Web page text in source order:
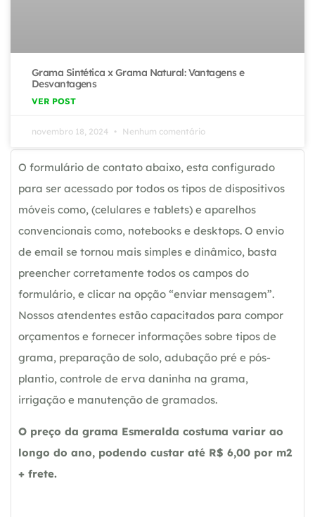
Grama Sintética x Grama Natural: Vantagens e
Desvantagens
VER POST
novembro 18, 2024 Nenhum comentário
O formulário de contato abaixo, esta configurado
para ser acessado por todos os tipos de dispositivos
móveis como, (celulares e tablets) e aparelhos
convencionais como, notebooks e desktops. O envio
de email se tornou mais simples e dinâmico, basta
preencher corretamente todos os campos do
formulário, e clicar na opção “enviar mensagem”.
Nossos atendentes estão capacitados para compor
orçamentos e fornecer informações sobre tipos de
grama, preparação de solo, adubação pré e pós-
plantio, controle de erva daninha na grama,
irrigação e manutenção de gramados.
O preço da grama Esmeralda costuma variar ao
longo do ano, podendo custar até R$ 6,00 por m2
+ frete.